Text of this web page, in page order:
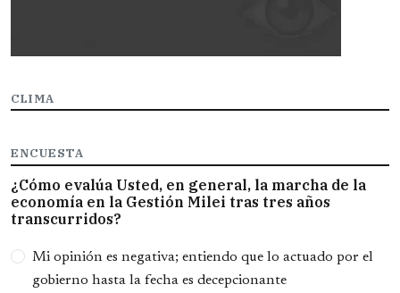
CLIMA
ENCUESTA
¿Cómo evalúa Usted, en general, la marcha de la
economía en la Gestión Milei tras tres años
transcurridos?
Opciones
Mi opinión es negativa; entiendo que lo actuado por el
gobierno hasta la fecha es decepcionante